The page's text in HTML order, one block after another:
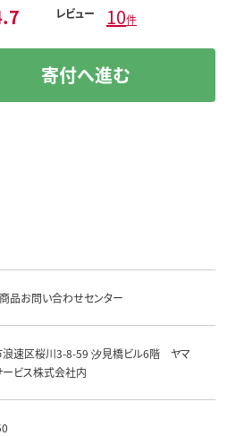
レビュー 10件
寄付へ進む
品お問い合わせセンター
浪速区桜川3-8-59 汐見橋ビル6階 ヤマ
ービス株式会社内